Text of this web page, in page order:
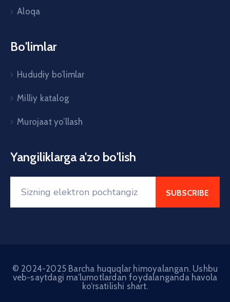
Aloqa
Bo'limlar
Hududiy bo’limlar
Milliy katalog
Murojaat yo’llash
Yangiliklarga a'zo bo'lish
© 2024-2025 Barcha huquqlar himoyalangan. Ushbu
veb-saytdagi ma’lumotlardan foydalanganda havola
ko‘rsatilishi shart.